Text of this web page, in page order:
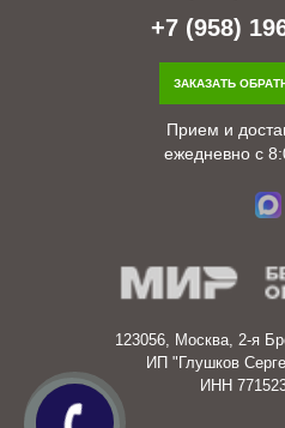
+7 (958)
ЗАКАЗАТЬ
Прием и
ежедневно с
123056, Москва, 2-я
ИП "Глушков
ИНН